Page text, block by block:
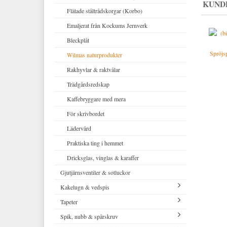
Scarfar, bandanas och flugor
Strumpor
Morgonrockar och nattkläder
Klassiska hängslen & accessoarer
Spelbordslampor
Taklampor i porslin & bakelit
Bordslampor
Golvlampor
Klassiska porslinslampor
Elmonterade fotogenlampor
Spotlights i klassisk stil
Infartsbelysning
Belysningsstolpar
Porslinslampor utomhus
Tillbehör & reservdelar
Fontini - utgående sortiment
Strömbrytare & eluttag för IP44
Fede (mässing)
1950-tal
Reservdelar till fotogenlampor
Flätade ståltrådskorgar (Korbo)
Emaljerat från Kockums Jernverk
Bleckplåt
Wilmas naturprodukter
Rakhyvlar & raktvålar
Trädgårdsredskap
Kaffebryggare med mera
För skrivbordet
Lädervård
Praktiska ting i hemmet
Dricksglas, vinglas & karaffer
Gjutjärnsventiler & sotluckor
Kakelugn & vedspis
Tillbehör till kakelugn
Vedhinkar & vedspistillbehör
Tapeter
Egna tapeter
Spik, nubb & spårskruv